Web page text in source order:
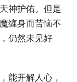
神护佑。但是
缠身而苦恼不
仍然未见好
能开解人心，